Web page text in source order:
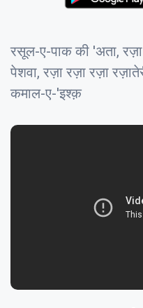
रसूल-ए-पाक की 'अता,
पेशवा, रज़ा रज़ा रज़ा
कमाल-ए-'इश्क़